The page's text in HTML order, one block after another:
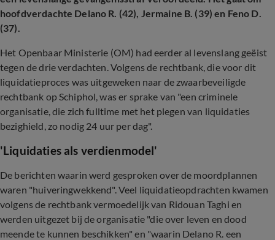
hoofdverdachte Delano R. (42), Jermaine B. (39) en Feno D.
(37).
Het Openbaar Ministerie (OM) had eerder al levenslang geëist
tegen de drie verdachten. Volgens de rechtbank, die voor dit
liquidatieproces was uitgeweken naar de zwaarbeveiligde
rechtbank op Schiphol, was er sprake van "een criminele
organisatie, die zich fulltime met het plegen van liquidaties
bezighield, zo nodig 24 uur per dag".
'Liquidaties als verdienmodel'
De berichten waarin werd gesproken over de moordplannen
waren "huiveringwekkend". Veel liquidatieopdrachten kwamen
volgens de rechtbank vermoedelijk van Ridouan Taghi en
werden uitgezet bij de organisatie "die over leven en dood
meende te kunnen beschikken" en "waarin Delano R. een